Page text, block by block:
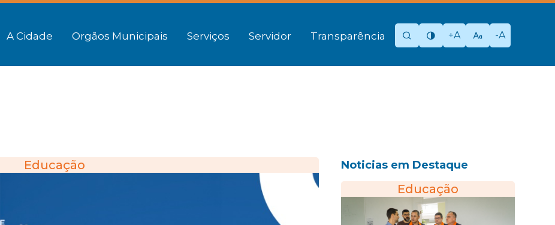
A Cidade Orgãos Municipais Serviços Servidor Transparência +A -A
Educação Noticias em Destaque
Educação